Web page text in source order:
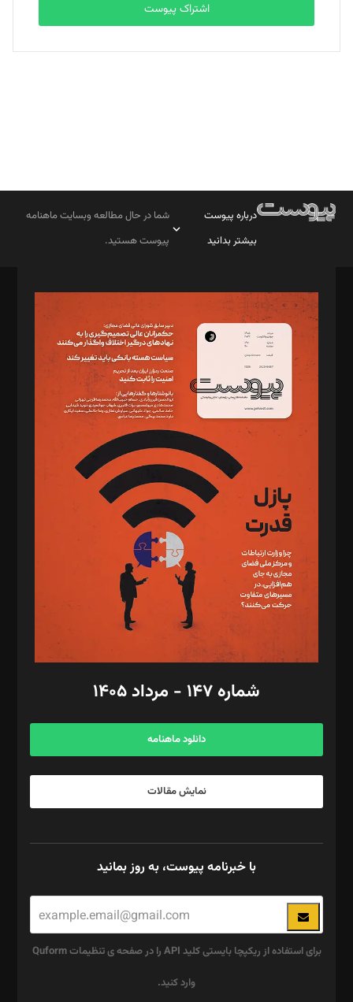
بابک نقاش
تحریریه
اشتراک پیوست
درباره پیوست
بیشتر بدانید
شما در حال مطالعه وبسایت ماهنامه
پیوست هستید.
مدیر مسئول: محمدباقر اثنی‌عشری
سردبیر: مهرک محمودی
دبیر تحریریه: میثم قاسمی
د‌بیر ناداستان: سمانه سمیع
د‌بیر خدمت و تجارت: ابوالفضل رجبی
د‌بیر حقوق فناوری: حسام‌الدین ایپکچی
د‌بیر پیوست جهان: مینا پاکدل
د‌بیر تحریریه آنلاین: بابک نقاش
تحریریه‌: مجتبی محمود‌ی، آرش برهمند، یسنا امان‌پور، سروش کرمیان،
مصطفی مسجدی آرانی، ابوالفضل رجبی، زهرا فکرانه، فائزه فتحی
رستمی،مصطفی باستان
ویرایش: نگار استاد‌‌آقا
طراح یونیفرم: مجید توکلی
فیلمبرداری و عکاسی: امیر شفیعی، مانی لطفی زاده
گرافیک و صفحه‌آرایی: سید‌سبحان‌علی ثابت
مد‌یر توسعه تجاری: کامبیز برید‌
امور مالی: شاپور رهبری، محمد‌ کاظمی‌نیا
آگهی و مشترکین: ۰۹۱۹۹۹۹۰۴۵۴
شماره ۱۴۷ - مرداد ۱۴۰۵
دانلود ماهنامه
نمایش مقالات
با خبرنامه پیوست، به روز بمانید
برای استفاده از ریکپچا بایستی کلید API را در صفحه ی تنظیمات Quform
وارد کنید.